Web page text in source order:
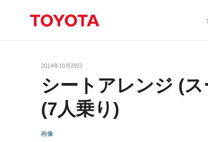
2014年10月29日
シートアレンジ (
(7人乗り)
画像